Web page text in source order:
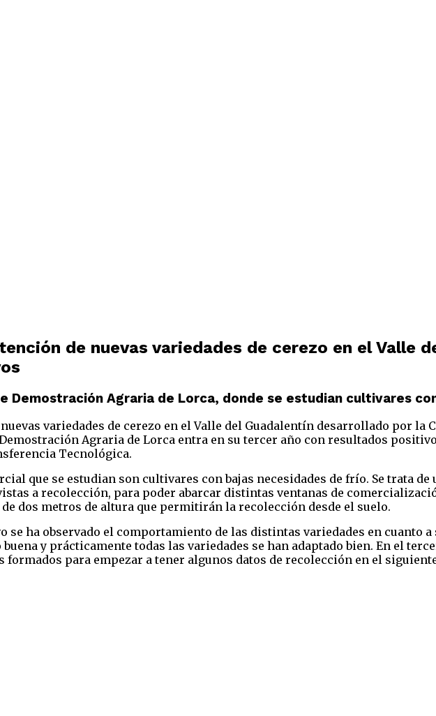
de nuevas variedades de cerezo en el Valle
Demostración Agraria de Lorca, donde se estudian cultivares
variedades de cerezo en el Valle del Guadalentín desarrollado por la
Agraria de Lorca entra en su tercer año con resultados
Tecnológica.
que se estudian son cultivares con bajas necesidades de frío. Se trata
a recolección, para poder abarcar distintas ventanas de
de dos metros de altura que permitirán la recolección desde el suelo.
se ha observado el comportamiento de las distintas variedades en cuanto
y prácticamente todas las variedades se han adaptado bien. En el
formados para empezar a tener algunos datos de recolección en el